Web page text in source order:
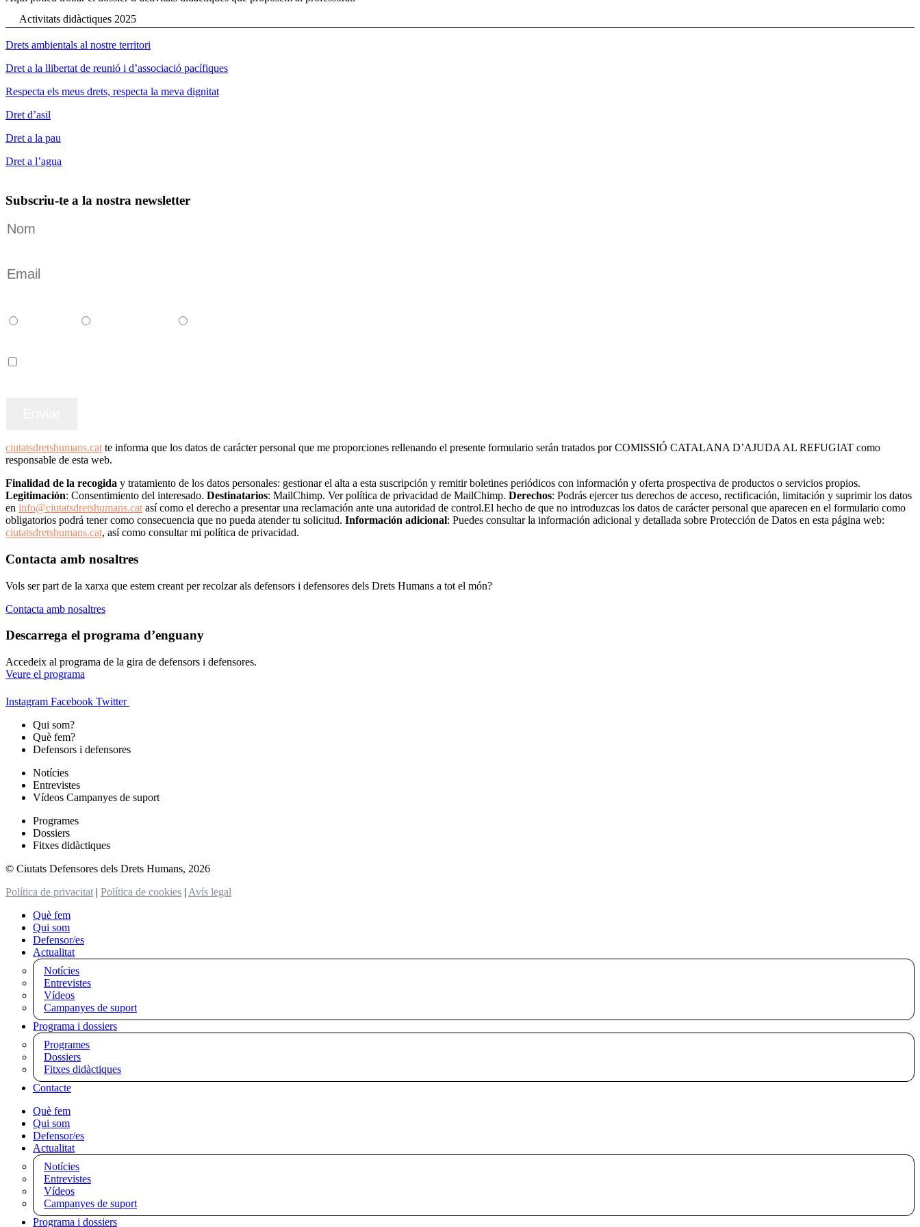
Activitats didàctiques 2025
Drets ambientals al nostre territori
Dret a la llibertat de reunió i d’associació pacífiques
Respecta els meus drets, respecta la meva dignitat
Dret d’asil
Dret a la pau
Dret a l’agua
Subscriu-te a la nostra newsletter
ciutatsdretshumans.cat te informa que los datos de carácter personal que me proporciones rellenando el presente formulario serán tratados por COMISSIÓ CATALANA D’AJUDA AL REFUGIAT como
responsable de esta web.
Finalidad de la recogida y tratamiento de los datos personales: gestionar el alta a esta suscripción y remitir boletines periódicos con información y oferta prospectiva de productos o servicios propios.
Legitimación: Consentimiento del interesado. Destinatarios: MailChimp. Ver política de privacidad de MailChimp. Derechos: Podrás ejercer tus derechos de acceso, rectificación, limitación y suprimir los datos
en info@ciutatsdretshumans.cat así como el derecho a presentar una reclamación ante una autoridad de control.El hecho de que no introduzcas los datos de carácter personal que aparecen en el formulario como
obligatorios podrá tener como consecuencia que no pueda atender tu solicitud. Información adicional: Puedes consultar la información adicional y detallada sobre Protección de Datos en esta página web:
ciutatsdretshumans.cat, así como consultar mi política de privacidad.
Contacta amb nosaltres
Vols ser part de la xarxa que estem creant per recolzar als defensors i defensores dels Drets Humans a tot el món?
Contacta amb nosaltres
Descarrega el programa d’enguany
Accedeix al programa de la gira de defensors i defensores.
Veure el programa
Instagram Facebook Twitter
Qui som?
Què fem?
Defensors i defensores
Notícies
Entrevistes
Vídeos Campanyes de suport
Programes
Dossiers
Fitxes didàctiques
© Ciutats Defensores dels Drets Humans, 2026
Política de privacitat | Política de cookies | Avís legal
Què fem
Qui som
Defensor/es
Actualitat
Notícies
Entrevistes
Vídeos
Campanyes de suport
Programa i dossiers
Programes
Dossiers
Fitxes didàctiques
Contacte
Què fem
Qui som
Defensor/es
Actualitat
Notícies
Entrevistes
Vídeos
Campanyes de suport
Programa i dossiers